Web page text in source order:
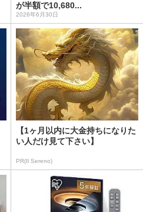
が半額で10,680...
2026年6月30日
【1ヶ月以内に大金持ちになりた
い人だけ見て下さい】
PR(Il Sereno)